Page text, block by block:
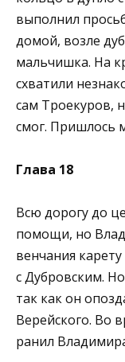
выполнил
домой, возле
мальчишка. На
схватили
сам Троекуров,
смог. Пришлось
Глава 18
Всю дорогу до
помощи, но
венчания
с Дубровским.
так как он
Верейского. Во
ранил